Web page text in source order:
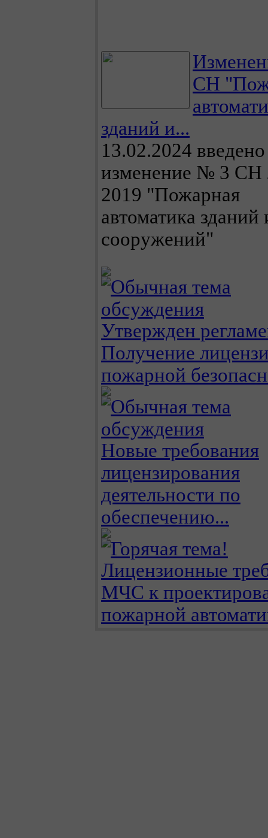
СН
зданий и...
13.02.2024 введено
изменение № 3 СН
2019 "Пожарная
автоматика зданий
сооружений"
Утвержден
Получение
пожарной
Новые требования
лицензирования
деятельности по
обеспечению...
Лицензионные
МЧС к
пожарной